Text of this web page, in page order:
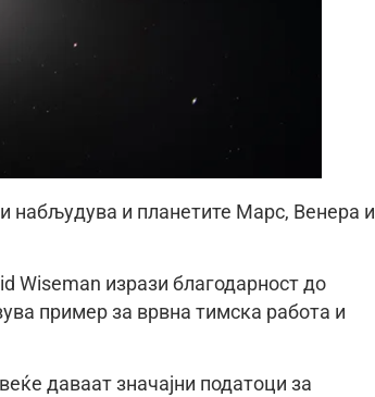
набљудува и планетите Марс, Венера и
Wiseman изрази благодарност до
пример за врвна тимска работа и
даваат значајни податоци за